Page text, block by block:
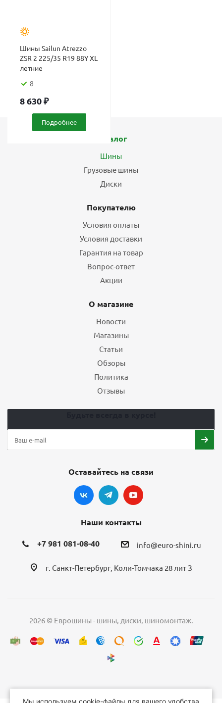
Шины Sailun Atrezzo
ZSR 2 225/35 R19 88Y XL
летние
8
8 630₽
Подробнее
Каталог
Шины
Грузовые шины
Диски
Покупателю
Условия оплаты
Условия доставки
Гарантия на товар
Вопрос-ответ
Акции
О магазине
Новости
Магазины
Статьи
Обзоры
Политика
Отзывы
Оставайтесь на связи
Наши контакты
+7 981 081-08-40 info@euro-shini.ru
г. Санкт-Петербург, Коли-Томчака 28 лит З
2026 © Еврошины - шины, диски, шиномонтаж.
Мы используем cookie-файлы для вашего удобства